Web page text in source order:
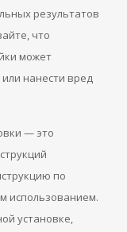
результатов
что
может
нанести вред
— это
по
использованием.
установке,